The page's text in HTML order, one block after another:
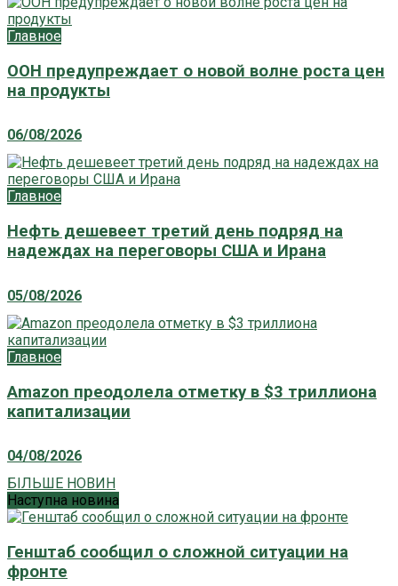
Главное
ООН предупреждает о новой волне роста цен
на продукты
06/08/2026
Главное
Нефть дешевеет третий день подряд на
надеждах на переговоры США и Ирана
05/08/2026
Главное
Amazon преодолела отметку в $3 триллиона
капитализации
04/08/2026
БІЛЬШЕ НОВИН
Наступна новина
Генштаб сообщил о сложной ситуации на
фронте